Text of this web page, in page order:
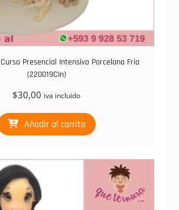
Presencial Intensivo Porcelana Fria
(220019CIn)
$30,00 iva incluido
Añadir al carrito